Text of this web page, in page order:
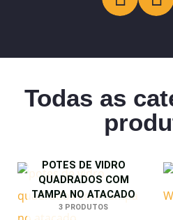
Todas as
POTES DE VIDRO
QUADRADOS COM
TAMPA NO ATACADO
3 PRODUTOS